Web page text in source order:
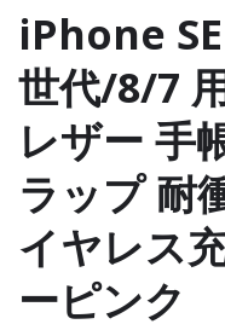
iPhone
世代/8/7
レザー 手
ラップ 耐
イヤレス
ーピンク